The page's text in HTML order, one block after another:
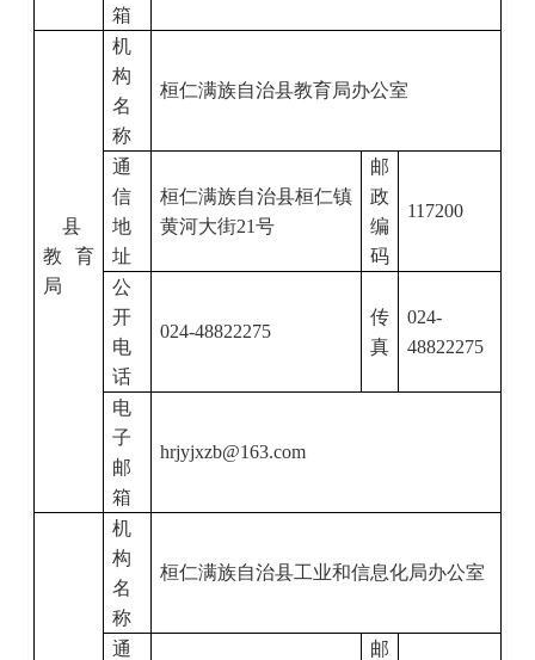
箱
县
教育
局
机
构
名
称
桓仁满族自治县教育局办公室
通
信
地
址
桓仁满族自治县桓仁镇
黄河大街21号
邮
政
编
码
117200
公
开
电
话
024-48822275
传
真
024-
48822275
电
子
邮
箱
hrjyjxzb@163.com
机
构
名
称
桓仁满族自治县工业和信息化局办公室
通
邮